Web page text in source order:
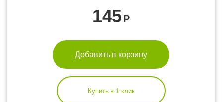
145 Р
Добавить в корзину
Купить в 1 клик